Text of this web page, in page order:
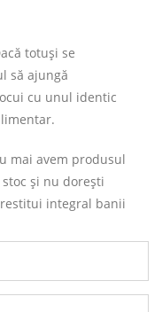
totuși se
să ajungă
cu unul identic
mai avem produsul
și nu dorești
integral banii